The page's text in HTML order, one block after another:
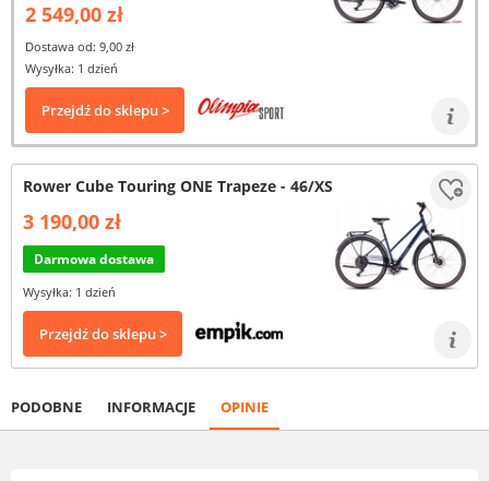
2 549,00 zł
Dostawa od: 9,00 zł
Wysyłka: 1 dzień
Przejdź do sklepu >
Rower Cube Touring ONE Trapeze - 46/XS
3 190,00 zł
Darmowa dostawa
Wysyłka: 1 dzień
Przejdź do sklepu >
PODOBNE INFORMACJE OPINIE